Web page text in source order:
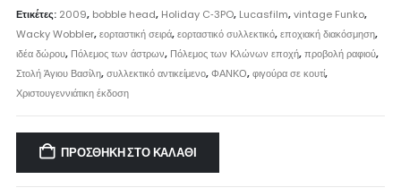
Ετικέτες: 2009, bobble head, Holiday C‑3PO, Lucasfilm,vintage Funko,
Wacky Wobbler,εορταστική σειρά,εορταστικό συλλεκτικό,εποχιακή διακόσμηση,
ιδέα δώρου, Πόλεμος των άστρων, Πόλεμος των Κλώνων εποχή,προβολή ραφιού,
Στολή Άγιου Βασίλη,συλλεκτικό αντικείμενο,ΦΑΝΚΟ,φιγούρα σε κουτί,
Χριστουγεννιάτικη έκδοση
ΠΡΟΣΘΉΚΗ ΣΤΟ ΚΑΛΆΘΙ